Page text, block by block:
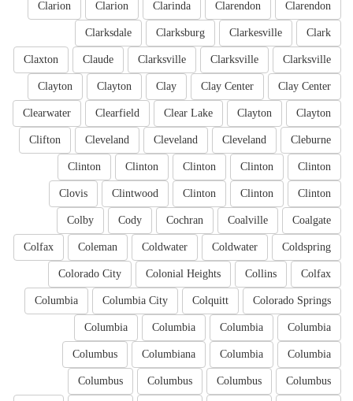
Clarendon
Clarendon
Clarinda
Clarion
Clarion
Clark
Clarkesville
Clarksburg
Clarksdale
Clarksville
Clarksville
Clarksville
Claude
Claxton
Clay Center
Clay Center
Clay
Clayton
Clayton
Clayton
Clayton
Clear Lake
Clearfield
Clearwater
Cleburne
Cleveland
Cleveland
Cleveland
Clifton
Clinton
Clinton
Clinton
Clinton
Clinton
Clinton
Clinton
Clinton
Clintwood
Clovis
Coalgate
Coalville
Cochran
Cody
Colby
Coldspring
Coldwater
Coldwater
Coleman
Colfax
Colfax
Collins
Colonial Heights
Colorado City
Colorado Springs
Colquitt
Columbia City
Columbia
Columbia
Columbia
Columbia
Columbia
Columbia
Columbia
Columbiana
Columbus
Columbus
Columbus
Columbus
Columbus